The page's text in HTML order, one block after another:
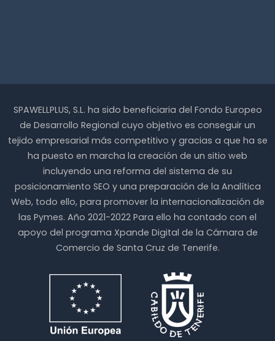
SPAWELLPLUS, S.L. ha sido beneficiaria del Fondo Europeo
de Desarrollo Regional cuyo objetivo es conseguir un
tejido empresarial más competitivo y gracias a que ha se
ha puesto en marcha la creación de un sitio web
incluyendo una reforma del sistema de su
posicionamiento SEO y una preparación de la Analítica
Web, todo ello, para promover la internacionalización de
las Pymes. Año 2021-2022 Para ello ha contado con el
apoyo del programa Xpande Digital de la Cámara de
Comercio de Santa Cruz de Tenerife.